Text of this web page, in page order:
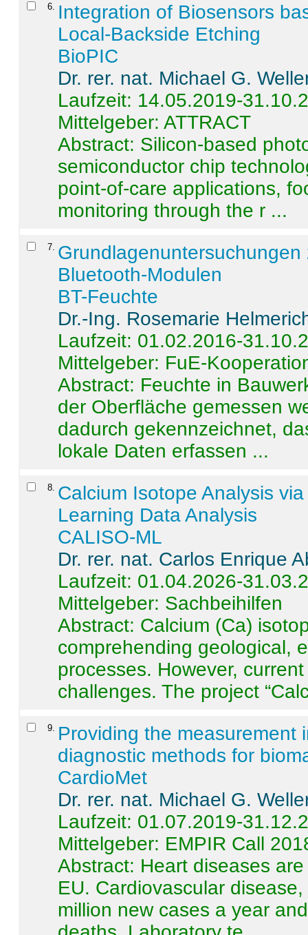
6
Integration of Biosensors
Local-Backside Etching
BioPIC
Dr. rer. nat. Michael G.
Laufzeit: 14.05.2019-
Mittelgeber: ATTRACT
Abstract: Silicon-based
semiconductor chip
point-of-care applications,
monitoring through the r ...
7
Bluetooth-Modulen
BT-Feuchte
Dr.-Ing. Rosemarie
Laufzeit: 01.02.2016-
Mittelgeber: FuE-
Abstract: Feuchte in
der Oberfläche gemessen
dadurch gekennzeichnet,
lokale Daten erfassen ...
8 Calcium Isotope Analysis
Learning Data Analysis
CALISO-ML
Dr. rer. nat. Carlos Enrique
Laufzeit: 01.04.2026-
Mittelgeber: Sachbeihilfen
Abstract: Calcium (Ca)
comprehending geological,
processes. However,
challenges. The project
9
Providing the measurement
diagnostic methods for
CardioMet
Dr. rer. nat. Michael G.
Laufzeit: 01.07.2019-
Mittelgeber: EMPIR Call
Abstract: Heart diseases
EU. Cardiovascular
million new cases a year